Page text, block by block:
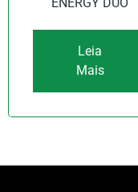
Leia
Mais